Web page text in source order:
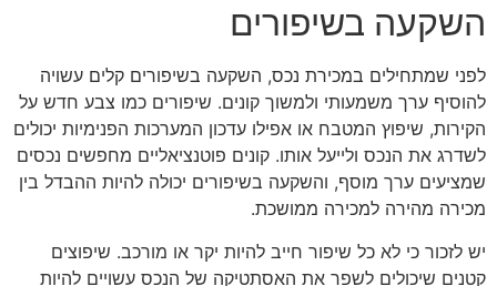
השקעה בשיפורים
לפני שמתחילים במכירת נכס, השקעה בשיפורים קלים עשויה
להוסיף ערך משמעותי ולמשוך קונים. שיפורים כמו צבע חדש על
הקירות, שיפוץ המטבח או אפילו עדכון המערכות הפנימיות יכולים
לשדרג את הנכס ולייעל אותו. קונים פוטנציאליים מחפשים נכסים
שמציעים ערך מוסף, והשקעה בשיפורים יכולה להיות ההבדל בין
מכירה מהירה למכירה ממושכת.
יש לזכור כי לא כל שיפור חייב להיות יקר או מורכב. שיפוצים
קטנים שיכולים לשפר את האסתטיקה של הנכס עשויים להיות